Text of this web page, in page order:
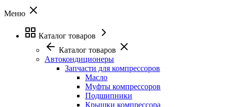
Меню
Каталог товаров
Каталог товаров
Автокондиционеры
Запчасти для компрессоров
Масло
Муфты компрессоров
Подшипники
Крышки компрессора